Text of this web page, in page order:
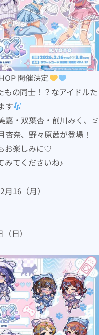
開催決定
もの同士！？なアイドルた
す
嘉・双葉杏・前川みく、ミ
奈、野々原茜が登場！
お楽しみに♡
みてくださいね♪
16（月）
日）